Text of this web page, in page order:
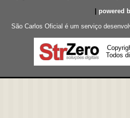
powered
São Carlos Oficial é um serviço
Todos